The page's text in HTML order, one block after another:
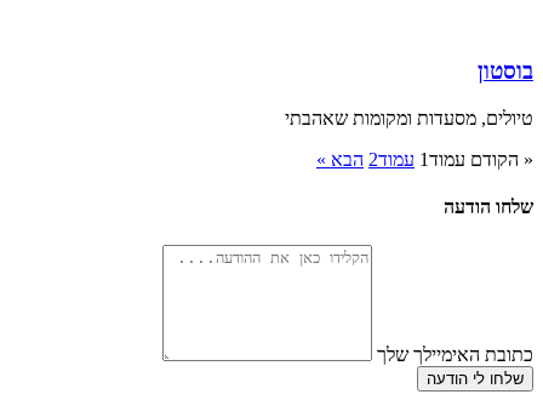
בוסטון
טיולים, מסעדות ומקומות שאהבתי
« הקודם עמוד1 עמוד2 הבא »
שלחו הודעה
כתובת האימיילך שלך
שלחו לי הודעה